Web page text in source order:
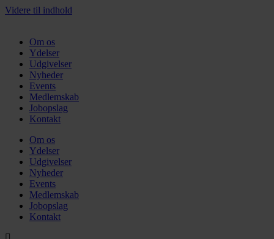
Videre til indhold
Om os
Ydelser
Udgivelser
Nyheder
Events
Medlemskab
Jobopslag
Kontakt
Om os
Ydelser
Udgivelser
Nyheder
Events
Medlemskab
Jobopslag
Kontakt